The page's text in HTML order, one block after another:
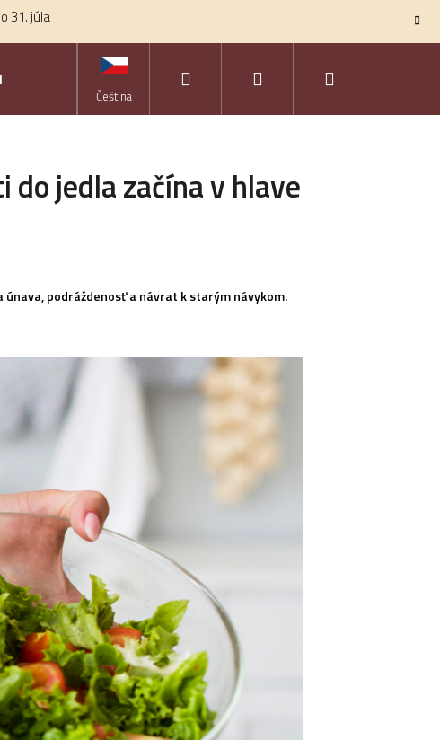
31. júla
KONTAKTY ZNAČKY
Čeština
Prihlásenie
do jedla začína v hlave
podráždenosť a návrat k starým návykom.